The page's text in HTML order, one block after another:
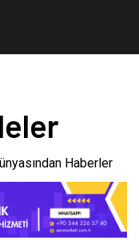
Haberler